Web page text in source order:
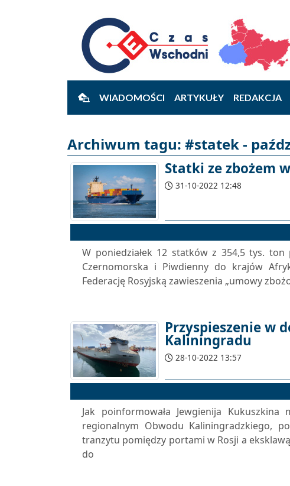
WIADOMOŚCI ARTYKUŁY REDAKCJA
Archiwum tagu: #statek -
Statki ze zbożem
31-10-2022 12:48
W poniedziałek 12 statków z 354,5 tys.
Czernomorska i Piwdienny do krajów
Federację Rosyjską zawieszenia „umowy
Przyspieszenie w
Kaliningradu
28-10-2022 13:57
Jak poinformowała Jewgienija
regionalnym Obwodu Kaliningradzkiego,
tranzytu pomiędzy portami w Rosji a
do